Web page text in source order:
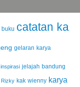
buku catatan ka
gelaran karya
inspirasi jelajah bandung
Rizky kak wienny karya